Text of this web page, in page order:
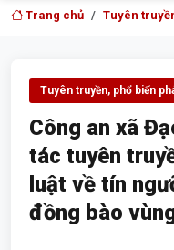
Trang chủ Tuyên
Tuyên truyền, phổ biến
Công an xã
tác tuyên
luật về tín
đồng bào